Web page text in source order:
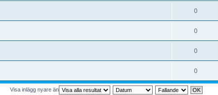
0
0
0
0
Visa inlägg nyare än